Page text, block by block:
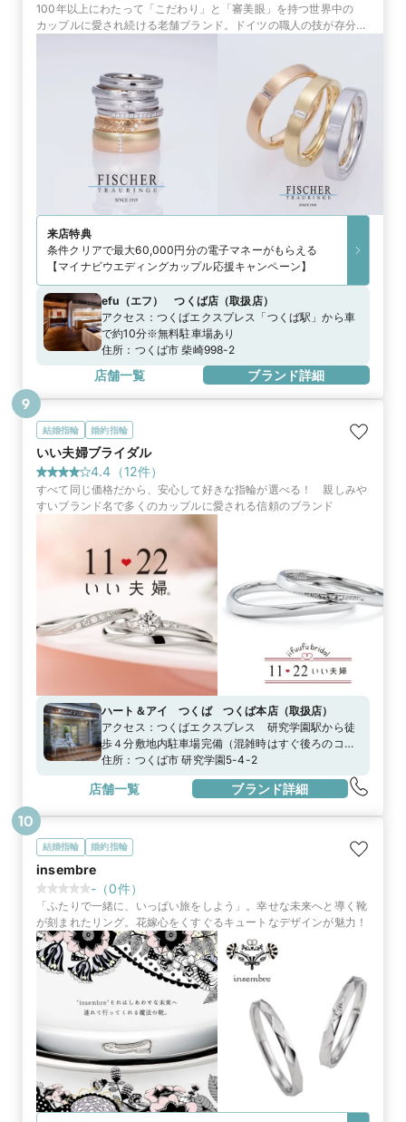
100年以上にわたって「こだわり」と「審美眼」を持つ世界中の
カップルに愛され続ける老舗ブランド。ドイツの職人の技が存分に
来店特典
条件クリアで最大60,000円分の電子マネーがもらえる
【マイナビウエディングカップル応援キャンペーン】
efu（エフ） つくば店 （取扱店）
アクセス： つくばエクスプレス「つくば駅」から車
で約10分※無料駐車場あり
住所： つくば市 柴崎998-2
店舗一覧 ブランド詳細
結婚指輪 婚約指輪
いい夫婦ブライダル
4.4 （12件）
すべて同じ価格だから、安心して好きな指輪が選べる！ 親しみや
すいブランド名で多くのカップルに愛される信頼のブランド
ハート＆アイ つくば つくば本店（取扱店）
アクセス： つくばエクスプレス 研究学園駅から徒
歩４分敷地内駐車場完備（混雑時はすぐ後ろのコイ
ンパーキングをご利用ください）
住所： つくば市 研究学園5-4-2
店舗一覧 ブランド詳細
9
結婚指輪 婚約指輪
insembre
- （0件）
「ふたりで一緒に、いっぱい旅をしよう」。幸せな未来へと導く靴
が刻まれたリング。花嫁心をくすぐるキュートなデザインが魅力！
10